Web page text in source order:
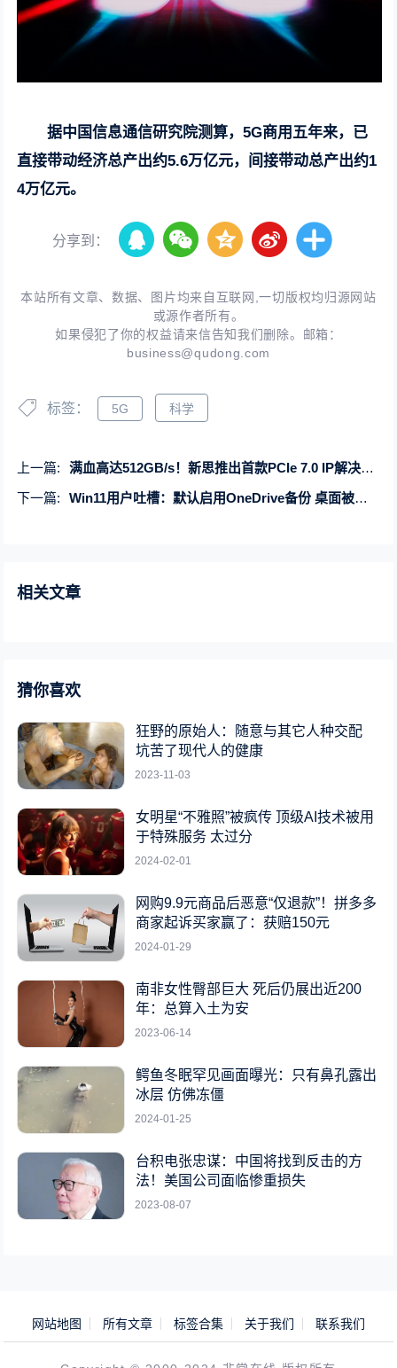
据中国信息通信研究院测算，5G商用五年来，已
直接带动经济总产出约5.6万亿元，间接带动总产出约1
4万亿元。
分享到：
本站所有文章、数据、图片均来自互联网,一切版权均归源网站
或源作者所有。
如果侵犯了你的权益请来信告知我们删除。邮箱：
business@qudong.com
标签： 5G 科学
上一篇:
满血高达512GB/s！新思推出首款PCIe 7.0 IP解决方案：明年就能见到
下一篇:
Win11用户吐槽：默认启用OneDrive备份 桌面被旧文件塞满
相关文章
猜你喜欢
狂野的原始人：随意与其它人种交配
坑苦了现代人的健康
2023-11-03
女明星“不雅照”被疯传 顶级AI技术被用
于特殊服务 太过分
2024-02-01
网购9.9元商品后恶意“仅退款”！拼多多
商家起诉买家赢了：获赔150元
2024-01-29
南非女性臀部巨大 死后仍展出近200
年：总算入土为安
2023-06-14
鳄鱼冬眠罕见画面曝光：只有鼻孔露出
冰层 仿佛冻僵
2024-01-25
台积电张忠谋：中国将找到反击的方
法！美国公司面临惨重损失
2023-08-07
网站地图 所有文章 标签合集 关于我们 联系我们